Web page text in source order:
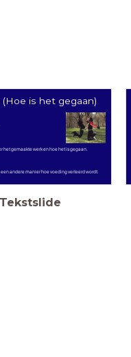
(Hoe is het gegaan)
het gemaakte werk en hoe het is gegaan.
andere manier hoe voeding verteerd wordt.
Tekstslide